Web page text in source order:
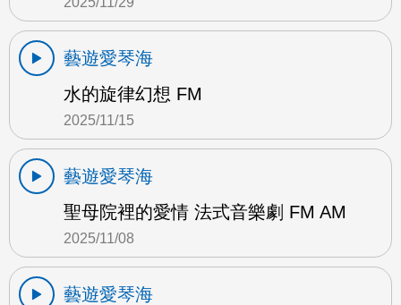
藝遊愛琴海
水的旋律幻想 FM
2025/11/15
藝遊愛琴海
聖母院裡的愛情 法式音樂劇 FM AM
2025/11/08
藝遊愛琴海